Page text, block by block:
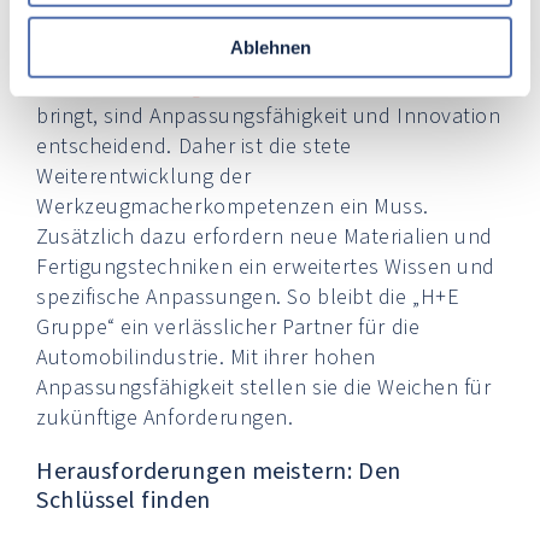
Ablehnen
Produkte nicht nur qualitativ hochwertig,
sondern auch nachhaltig sind. In Anbetracht der
Herausforderungen, die der Wandel mit sich
bringt, sind Anpassungsfähigkeit und Innovation
entscheidend. Daher ist die stete
Weiterentwicklung der
Werkzeugmacherkompetenzen ein Muss.
Zusätzlich dazu erfordern neue Materialien und
Fertigungstechniken ein erweitertes Wissen und
spezifische Anpassungen. So bleibt die „H+E
Gruppe“ ein verlässlicher Partner für die
Automobilindustrie. Mit ihrer hohen
Anpassungsfähigkeit stellen sie die Weichen für
zukünftige Anforderungen.
Herausforderungen meistern: Den
Schlüssel finden